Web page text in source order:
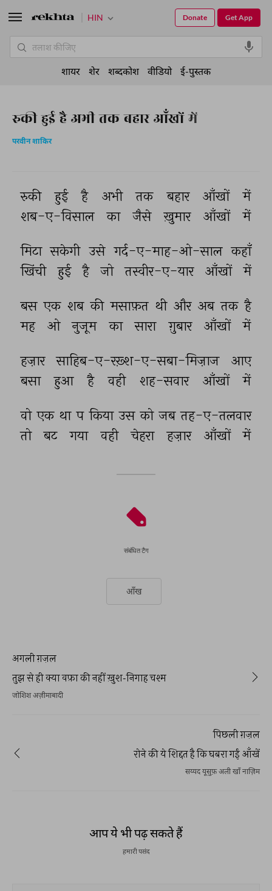
रुकी हुई है अभी तक बहार आँखों में
परवीन शाकिर
रुकी हुई है अभी तक बहार आँखों
में
शब-ए-विसाल
का जैसे ख़ुमार आँखों में
मिटा सकेगी उसे गर्द-ए-माह-ओ-साल कहाँ
खिंची
हुई है जो तस्वीर-ए-यार आँखों में
बस एक शब की मसाफ़त थी और अब तक है
मह
ओ नुजूम का सारा ग़ुबार आँखों में
हज़ार साहिब-ए-रख़्श-ए-सबा-मिज़ाज
आए
बसा
हुआ है वही शह-सवार आँखों में
वो एक था प किया उस को जब तह-ए-तलवार
तो
बट गया वही चेहरा हज़ार आँखों में
संबंधित टैग
आँख
अगली ग़ज़ल
तुझ से ही क्या वफ़ा की नहीं ख़ुश-निगाह चश्म
जोशिश अज़ीमाबादी
पिछली ग़ज़ल
रोने की ये शिद्दत है कि घबरा गईं आँखें
सय्यद यूसुफ़ अली खाँ नाज़िम
आप ये भी पढ़ सकते हैं
हमारी पसंद
HIN Get App
Donate
शायर शेर शब्दकोश वीडियो ई-पुस्तक